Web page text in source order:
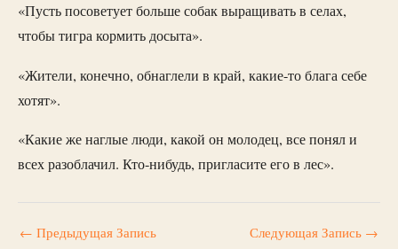
«Пусть посоветует больше собак выращивать в селах,
чтобы тигра кормить досыта».
«Жители, конечно, обнаглели в край, какие-то блага себе
хотят».
«Какие же наглые люди, какой он молодец, все понял и
всех разоблачил. Кто-нибудь, пригласите его в лес».
← Предыдущая Запись Следующая Запись →